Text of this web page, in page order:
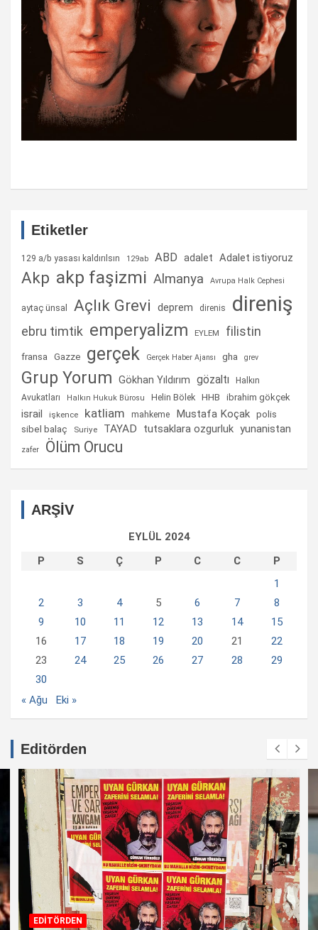
Etiketler
129 a/b yasası kaldırılsın 129ab ABD adalet Adalet istiyoruz
Akp akp faşizmi Almanya Avrupa Halk Cephesi
aytaç ünsal Açlık Grevi deprem direnis direniş
ebru timtik emperyalizm EYLEM filistin
fransa Gazze gerçek Gerçek Haber Ajansı gha grev
Grup Yorum Gökhan Yıldırım gözaltı
Halkın
Avukatları
Halkın Hukuk Bürosu Helin Bölek HHB ibrahim gökçek
israil işkence katliam mahkeme Mustafa Koçak polis
sibel balaç Suriye TAYAD tutsaklara ozgurluk yunanistan
zafer Ölüm Orucu
ARŞİV
EYLÜL 2024
P
S Ç P C C
P
1
2
3 4 5 6 7
8
9
10 11 12 13 14
15
16
17 18 19 20 21
22
23
24 25 26 27 28
29
30
« Ağu
Eki »
Editörden
EDİTÖRDEN